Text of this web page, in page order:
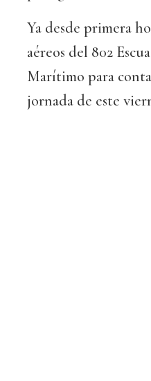
Ya desde primera
aéreos del 802
Marítimo para
jornada de este